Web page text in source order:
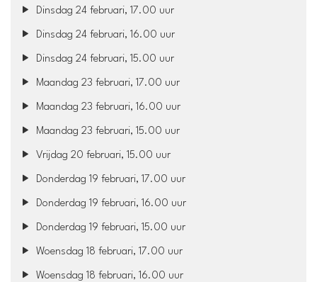
Dinsdag 24 februari, 17.00 uur
Dinsdag 24 februari, 16.00 uur
Dinsdag 24 februari, 15.00 uur
Maandag 23 februari, 17.00 uur
Maandag 23 februari, 16.00 uur
Maandag 23 februari, 15.00 uur
Vrijdag 20 februari, 15.00 uur
Donderdag 19 februari, 17.00 uur
Donderdag 19 februari, 16.00 uur
Donderdag 19 februari, 15.00 uur
Woensdag 18 februari, 17.00 uur
Woensdag 18 februari, 16.00 uur